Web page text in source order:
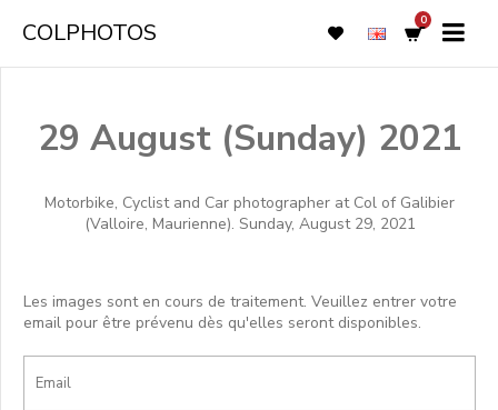
COLPHOTOS 0
29 August (Sunday) 2021
Motorbike, Cyclist and Car photographer at Col of Galibier
(Valloire, Maurienne). Sunday, August 29, 2021
Les images sont en cours de traitement. Veuillez entrer votre
email pour être prévenu dès qu'elles seront disponibles.